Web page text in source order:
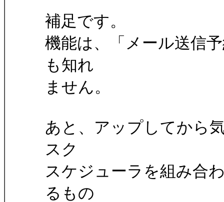
補足です。
機能は、「メール送信
も知れ
ません。
あと、アップしてから
スク
スケジューラを組み合
るもの